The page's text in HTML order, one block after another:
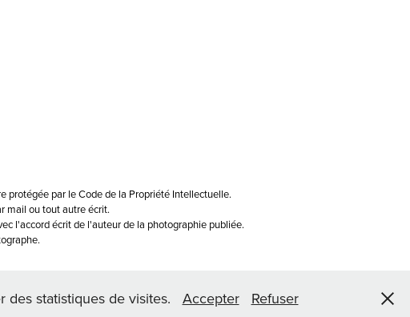
protégée par le Code de la Propriété Intellectuelle.
mail ou tout autre écrit.
l'accord écrit de l'auteur de la photographie publiée.
des statistiques de visites. Accepter Refuser